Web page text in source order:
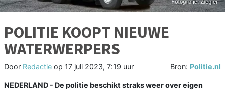
POLITIE KOOPT NIEUWE
WATERWERPERS
Door Redactie op 17 juli 2023, 7:19 uur Bron: Politie.nl
NEDERLAND - De politie beschikt straks weer over eigen